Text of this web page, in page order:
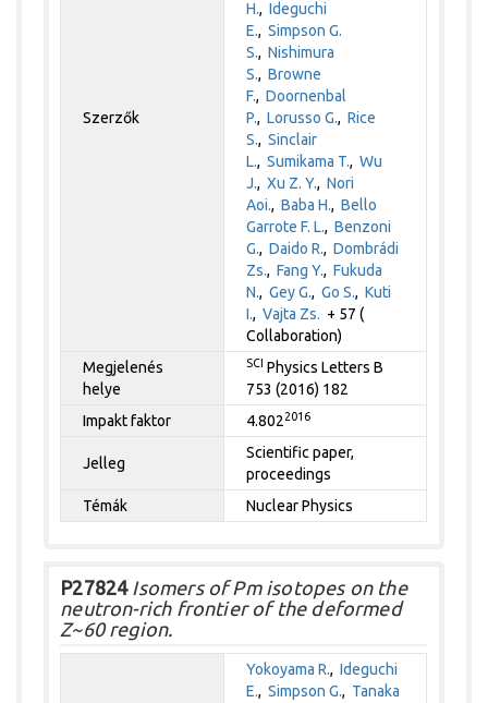
Szerzők
H.,Ideguchi
E.,Simpson G.
S.,Nishimura
S.,Browne
F.,Doornenbal
P.,Lorusso G.,Rice
S.,Sinclair
L.,Sumikama T.,Wu
J.,Xu Z. Y.,Nori
Aoi.,Baba H.,Bello
Garrote F. L.,Benzoni
G.,Daido R.,Dombrádi
Zs.,Fang Y.,Fukuda
N.,Gey G.,Go S.,Kuti
I.,Vajta Zs. + 57 (
Collaboration)
Megjelenés
helye
SCI Physics Letters B
753 (2016) 182
Impakt faktor
4.8022016
Jelleg
Scientific paper,
proceedings
Témák
Nuclear Physics
P27824Isomers of Pm isotopes on the
neutron-rich frontier of the deformed
Z~60 region.
Yokoyama R.,Ideguchi
E.,Simpson G., Tanaka